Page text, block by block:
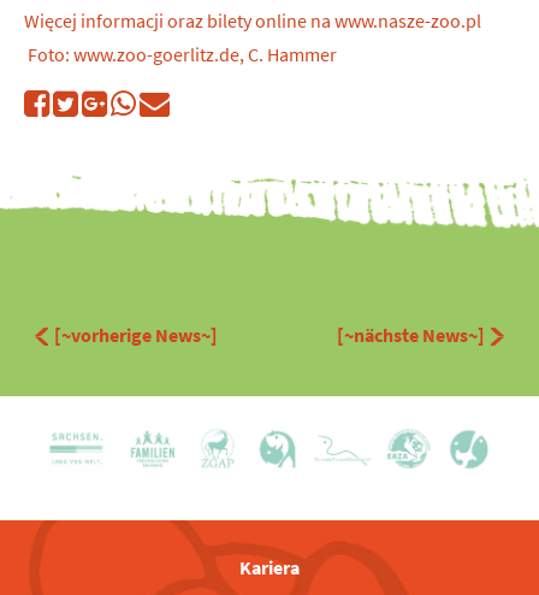
Więcej informacji oraz bilety online na www.nasze-zoo.pl
Foto: www.zoo-goerlitz.de, C. Hammer
[~vorherige News~] [~nächste News~]
Kariera